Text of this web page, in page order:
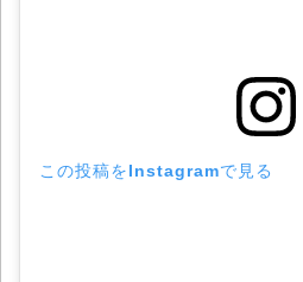
この投稿をInstagramで見る